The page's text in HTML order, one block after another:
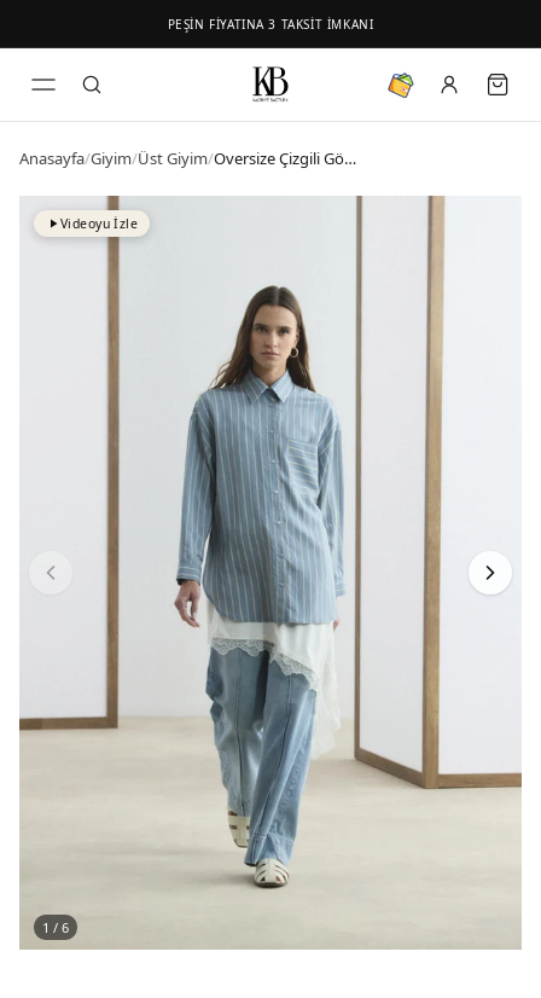
PEŞİN FİYATINA 3 TAKSİT İMKANI
Anasayfa/Giyim/Üst Giyim/ Oversize Çizgili Gömlek Açık Mavi
Videoyu İzle
1 / 6